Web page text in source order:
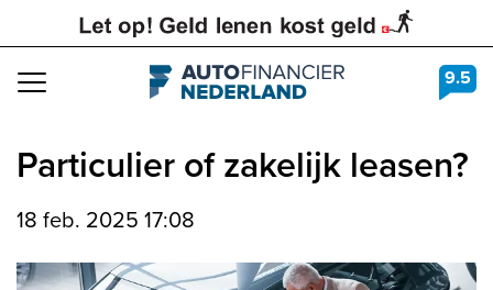
Navigation 9.5
Particulier of zakelijk leasen?
18 feb. 2025 17:08